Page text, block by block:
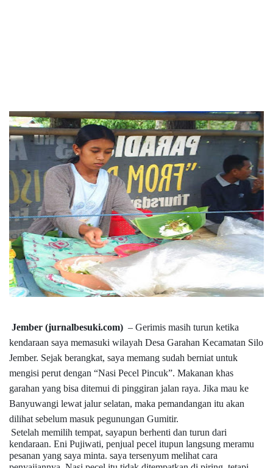
Jember (jurnalbesuki.com) – Gerimis masih turun ketika
kendaraan saya memasuki wilayah Desa Garahan Kecamatan Silo
Jember. Sejak berangkat, saya memang sudah berniat untuk
mengisi perut dengan “Nasi Pecel Pincuk”. Makanan khas
garahan yang bisa ditemui di pinggiran jalan raya. Jika mau ke
Banyuwangi lewat jalur selatan, maka pemandangan itu akan
dilihat sebelum masuk pegunungan Gumitir.
Setelah memilih tempat, sayapun berhenti dan turun dari
kendaraan. Eni Pujiwati, penjual pecel itupun langsung meramu
pesanan yang saya minta. saya tersenyum melihat cara